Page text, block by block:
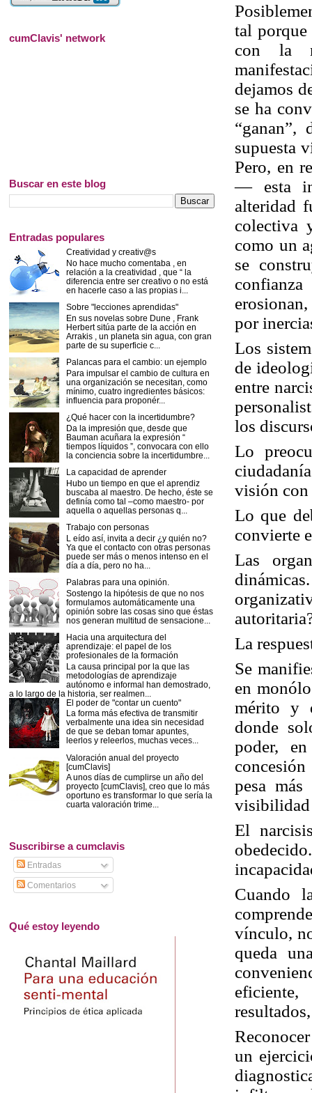
tal porque
con la
dejamos
se ha
“ganan”,
supuesta
Pero, en
— esta
alteridad
colectiva
como un
se
por
Los
de
entre
los
Lo
visión
Lo que
convierte
Las
La
Se
en
mérito y
donde
poder,
pesa
visibilidad
El
Cuando
vínculo,
queda
un
cumClavis' network
Buscar en este blog
Entradas populares
Creatividad y creativ@s
No hace mucho comentaba , en
relación a la creatividad , que “ la
diferencia entre ser creativo o no está
en hacerle caso a las propias i...
Sobre "lecciones aprendidas"
En sus novelas sobre Dune , Frank
Herbert sitúa parte de la acción en
Arrakis , un planeta sin agua, con gran
parte de su superficie c...
Palancas para el cambio: un ejemplo
Para impulsar el cambio de cultura en
una organización se necesitan, como
mínimo, cuatro ingredientes básicos:
influencia para proponér...
¿Qué hacer con la incertidumbre?
Da la impresión que, desde que
Bauman acuñara la expresión “
tiempos líquidos ”, convocara con ello
la conciencia sobre la incertidumbre...
La capacidad de aprender
Hubo un tiempo en que el aprendiz
buscaba al maestro. De hecho, éste se
definía como tal –como maestro- por
aquella o aquellas personas q...
Trabajo con personas
L eído así, invita a decir ¿y quién no?
Ya que el contacto con otras personas
puede ser más o menos intenso en el
día a día, pero no ha...
Palabras para una opinión.
Sostengo la hipótesis de que no nos
formulamos automáticamente una
opinión sobre las cosas sino que éstas
nos generan multitud de sensacione...
Hacia una arquitectura del
aprendizaje: el papel de los
profesionales de la formación
La causa principal por la que las
metodologías de aprendizaje
autónomo e informal han demostrado,
a lo largo de la historia, ser realmen...
El poder de "contar un cuento"
La forma más efectiva de transmitir
verbalmente una idea sin necesidad
de que se deban tomar apuntes,
leerlos y releerlos, muchas veces...
Valoración anual del proyecto
[cumClavis]
A unos días de cumplirse un año del
proyecto [cumClavis], creo que lo más
oportuno es transformar lo que sería la
cuarta valoración trime...
Suscribirse a cumclavis
Entradas
Comentarios
Qué estoy leyendo